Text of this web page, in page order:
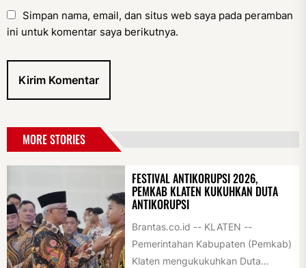
Simpan nama, email, dan situs web saya pada peramban
ini untuk komentar saya berikutnya.
MORE STORIES
FESTIVAL ANTIKORUPSI 2026,
PEMKAB KLATEN KUKUHKAN DUTA
ANTIKORUPSI
Brantas.co.id -- KLATEN --
Pemerintahan Kabupaten (Pemkab)
Klaten mengukukuhkan Duta